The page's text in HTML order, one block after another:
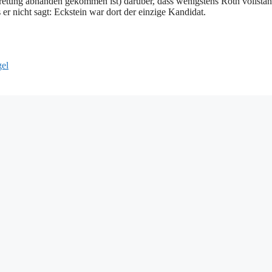
nicht sagt: Eckstein war dort der einzige Kandidat.